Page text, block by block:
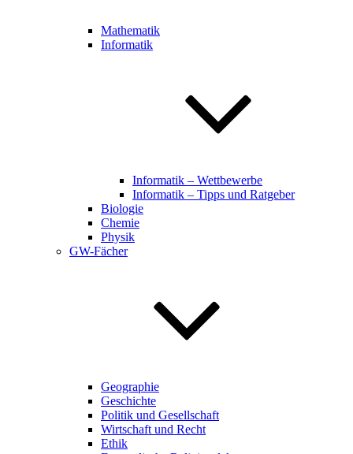
Mathematik
Informatik
Informatik – Wettbewerbe
Informatik – Tipps und Ratgeber
Biologie
Chemie
Physik
GW-Fächer
Geographie
Geschichte
Politik und Gesellschaft
Wirtschaft und Recht
Ethik